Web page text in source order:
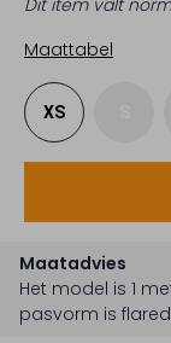
Dit item valt
Maattabel
XS
Maatadvies
Het model is 1
pasvorm is flared